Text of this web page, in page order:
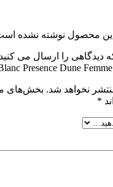
این محصول نوشته نشده
دیدگاهی را ارسال می
نخواهد شد. بخش‌های
*